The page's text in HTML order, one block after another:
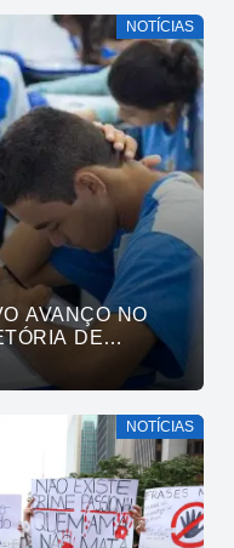
NOTÍCIAS
AVANÇO NO
DE
PÚBLICA
NOTÍCIAS